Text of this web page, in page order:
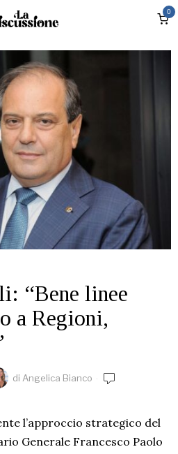
0
“Bene linee
a Regioni,
di Angelica Bianco
l’approccio strategico del
Generale Francesco Paolo